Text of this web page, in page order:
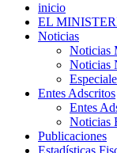
inicio
EL
Noticias
Noticias
Noticias
Entes Adscritos
Entes
Noticias
Publicaciones
Estadísticas